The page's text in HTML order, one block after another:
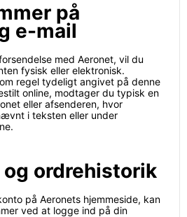
på
e-mail
med Aeronet, vil du
fysisk eller elektronisk.
regel tydeligt angivet på denne
online, modtager du typisk en
eller afsenderen, hvor
i teksten eller under
ordrehistorik
på Aeronets hjemmeside, kan
ved at logge ind på din